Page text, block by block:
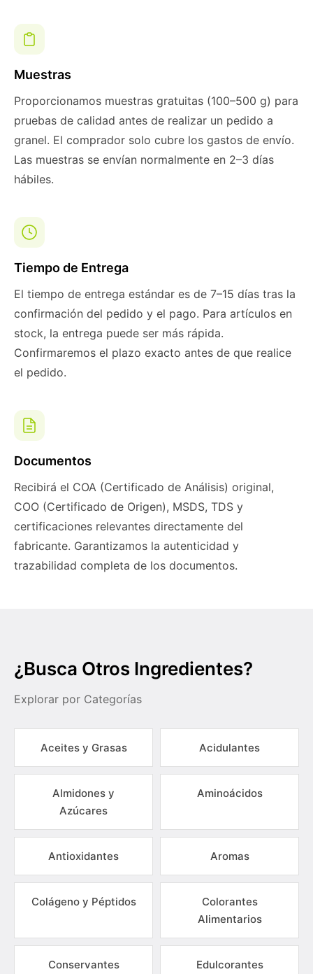
Muestras
Proporcionamos muestras gratuitas (100–500 g) para
pruebas de calidad antes de realizar un pedido a
granel. El comprador solo cubre los gastos de envío.
Las muestras se envían normalmente en 2–3 días
hábiles.
Tiempo de Entrega
El tiempo de entrega estándar es de 7–15 días tras la
confirmación del pedido y el pago. Para artículos en
stock, la entrega puede ser más rápida.
Confirmaremos el plazo exacto antes de que realice
el pedido.
Documentos
Recibirá el COA (Certificado de Análisis) original,
COO (Certificado de Origen), MSDS, TDS y
certificaciones relevantes directamente del
fabricante. Garantizamos la autenticidad y
trazabilidad completa de los documentos.
¿Busca Otros Ingredientes?
Explorar por Categorías
Aceites y Grasas Acidulantes
Almidones y
Azúcares
Aminoácidos
Antioxidantes Aromas
Colágeno y Péptidos
Colorantes
Alimentarios
Conservantes Edulcorantes